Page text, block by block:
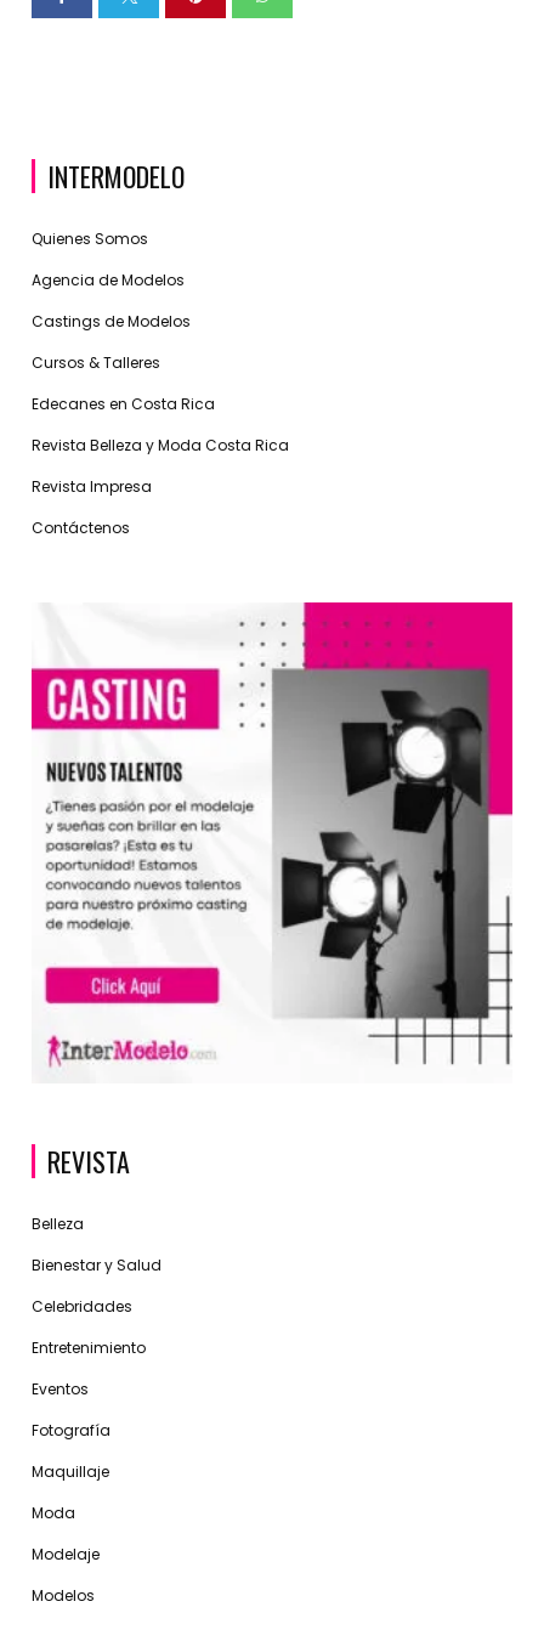
INTERMODELO
Quienes Somos
Agencia de Modelos
Castings de Modelos
Cursos & Talleres
Edecanes en Costa Rica
Revista Belleza y Moda Costa Rica
Revista Impresa
Contáctenos
REVISTA
Belleza
Bienestar y Salud
Celebridades
Entretenimiento
Eventos
Fotografía
Maquillaje
Moda
Modelaje
Modelos